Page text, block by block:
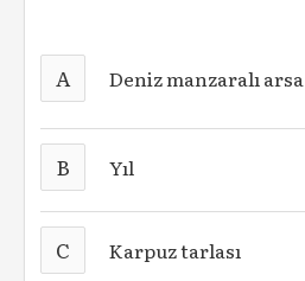
A Deniz manzaralı arsa
B Yıl
C Karpuz tarlası